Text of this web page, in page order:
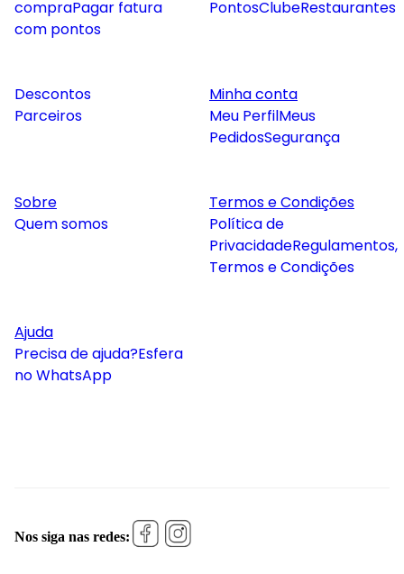
compraPagar fatura
com pontos
PontosClubeRestaurantes
Descontos
Parceiros
Minha conta
Meu PerfilMeus
PedidosSegurança
Sobre
Quem somos
Termos e Condições
Política de
PrivacidadeRegulamentos,
Termos e Condições
Ajuda
Precisa de ajuda?Esfera
no WhatsApp
Nos siga nas redes: